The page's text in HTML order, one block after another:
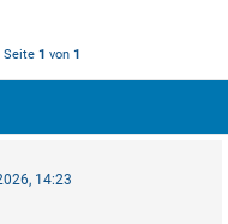
Seite 1 von 1
14:23